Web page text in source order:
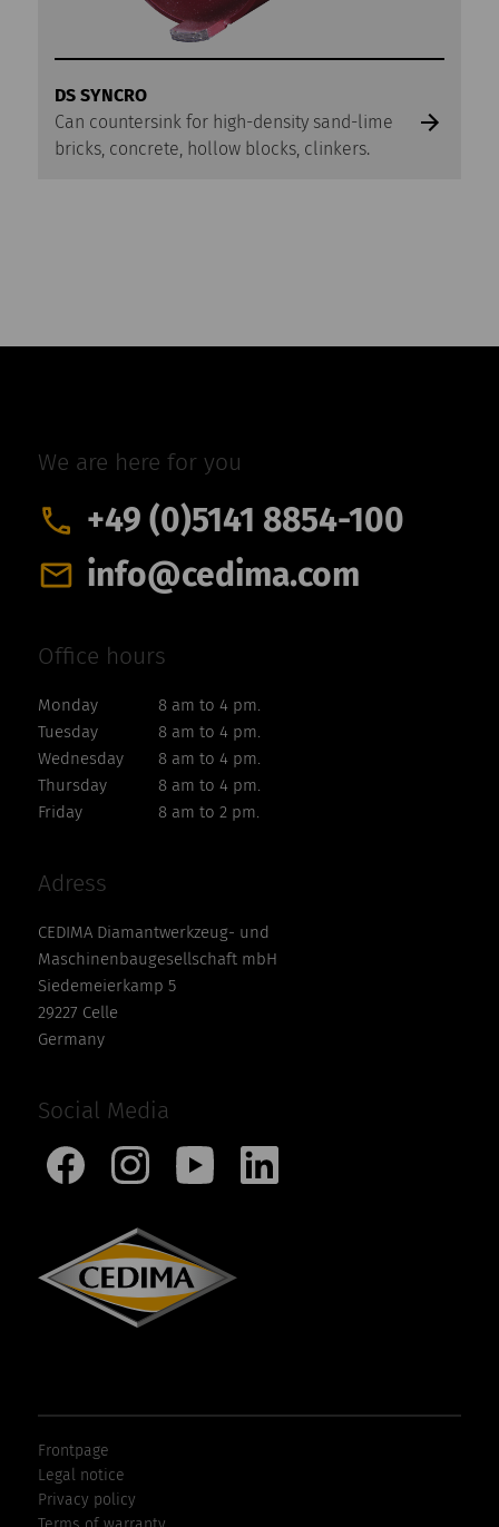
DS SYNCRO
Can countersink for high-density sand-lime
bricks, concrete, hollow blocks, clinkers.
We are here for you
+49 (0)5141 8854-100
info@cedima.com
Office hours
Monday
8 am to 4 pm.
Tuesday
8 am to 4 pm.
Wednesday
8 am to 4 pm.
Thursday
8 am to 4 pm.
Friday
8 am to 2 pm.
Adress
CEDIMA Diamantwerkzeug- und
Maschinenbaugesellschaft mbH
Siedemeierkamp 5
29227 Celle
Germany
Social Media
Frontpage
Legal notice
Privacy policy